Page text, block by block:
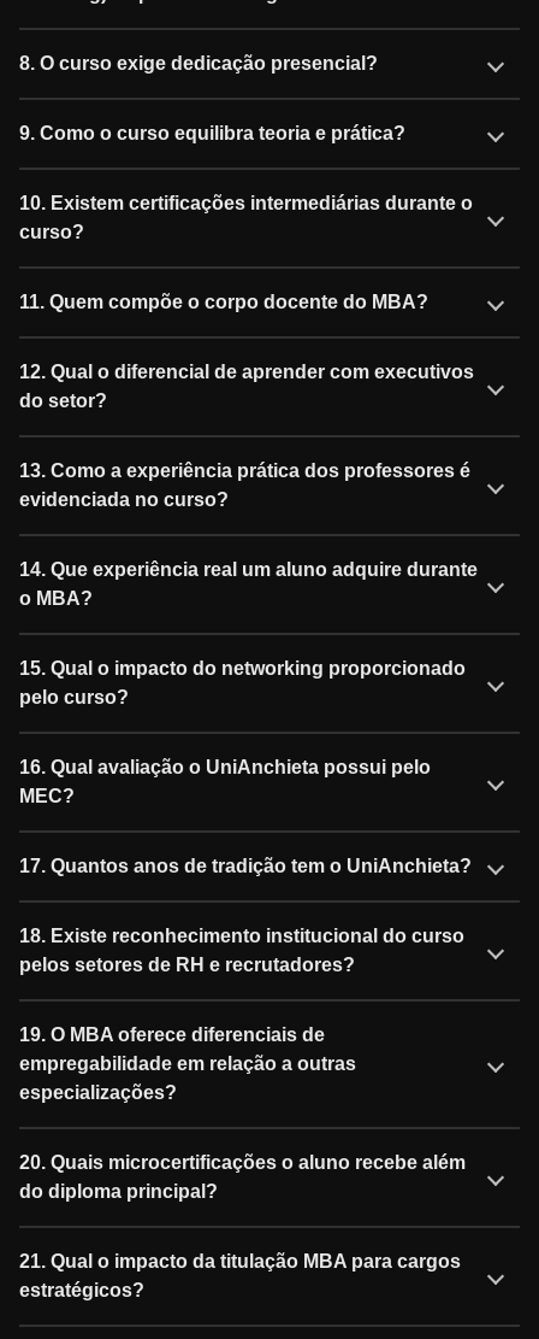
8. O curso exige dedicação presencial?
9. Como o curso equilibra teoria e prática?
10. Existem certificações intermediárias durante o
curso?
11. Quem compõe o corpo docente do MBA?
12. Qual o diferencial de aprender com executivos
do setor?
13. Como a experiência prática dos professores é
evidenciada no curso?
14. Que experiência real um aluno adquire durante
o MBA?
15. Qual o impacto do networking proporcionado
pelo curso?
16. Qual avaliação o UniAnchieta possui pelo
MEC?
17. Quantos anos de tradição tem o UniAnchieta?
18. Existe reconhecimento institucional do curso
pelos setores de RH e recrutadores?
19. O MBA oferece diferenciais de
empregabilidade em relação a outras
especializações?
20. Quais microcertificações o aluno recebe além
do diploma principal?
21. Qual o impacto da titulação MBA para cargos
estratégicos?